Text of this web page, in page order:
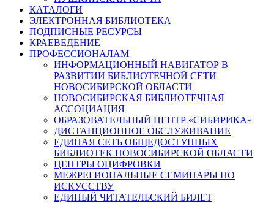
КАТАЛОГИ
ЭЛЕКТРОННАЯ БИБЛИОТЕКА
ПОДПИСНЫЕ РЕСУРСЫ
КРАЕВЕДЕНИЕ
ПРОФЕССИОНАЛАМ
ИНФОРМАЦИОННЫЙ НАВИГАТОР В
РАЗВИТИИ БИБЛИОТЕЧНОЙ СЕТИ
НОВОСИБИРСКОЙ ОБЛАСТИ
НОВОСИБИРСКАЯ БИБЛИОТЕЧНАЯ
АССОЦИАЦИЯ
ОБРАЗОВАТЕЛЬНЫЙ ЦЕНТР «СИБИРИКА»
ДИСТАНЦИОННОЕ ОБСЛУЖИВАНИЕ
ЕДИНАЯ СЕТЬ ОБЩЕДОСТУПНЫХ
БИБЛИОТЕК НОВОСИБИРСКОЙ ОБЛАСТИ
ЦЕНТРЫ ОЦИФРОВКИ
МЕЖРЕГИОНАЛЬНЫЕ СЕМИНАРЫ ПО
ИСКУССТВУ
ЕДИНЫЙ ЧИТАТЕЛЬСКИЙ БИЛЕТ